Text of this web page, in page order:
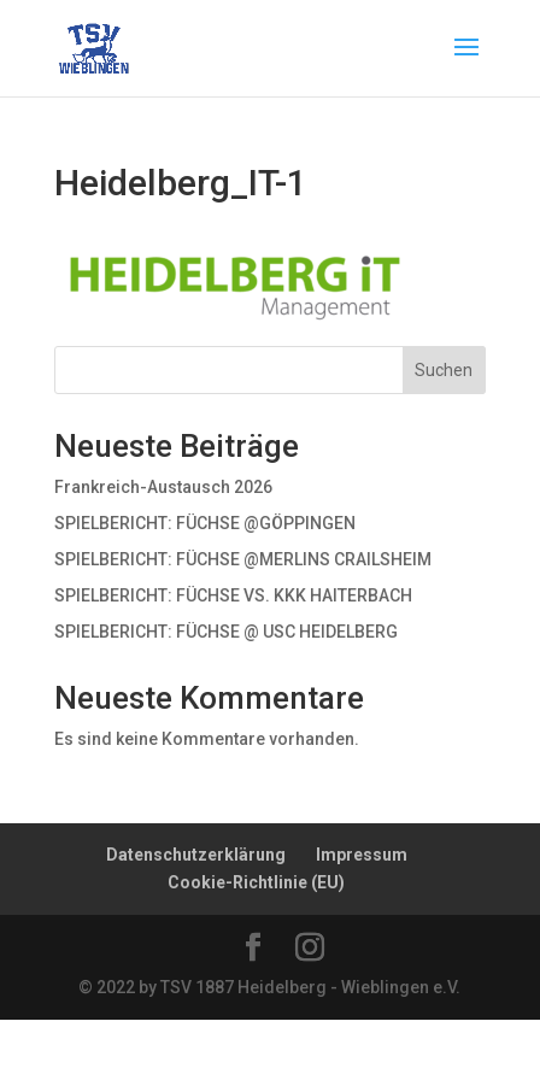
Heidelberg_IT-1
Suchen
Neueste Beiträge
Frankreich-Austausch 2026
SPIELBERICHT: FÜCHSE @GÖPPINGEN
SPIELBERICHT: FÜCHSE @MERLINS CRAILSHEIM
SPIELBERICHT: FÜCHSE VS. KKK HAITERBACH
SPIELBERICHT: FÜCHSE @ USC HEIDELBERG
Neueste Kommentare
Es sind keine Kommentare vorhanden.
Datenschutzerklärung
Impressum
Cookie-Richtlinie (EU)
© 2022 by TSV 1887 Heidelberg - Wieblingen e.V.